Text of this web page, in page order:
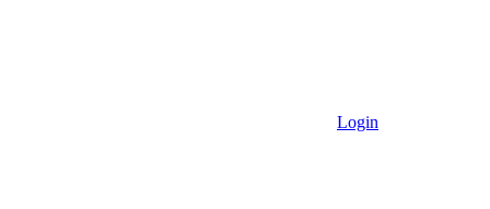
Login